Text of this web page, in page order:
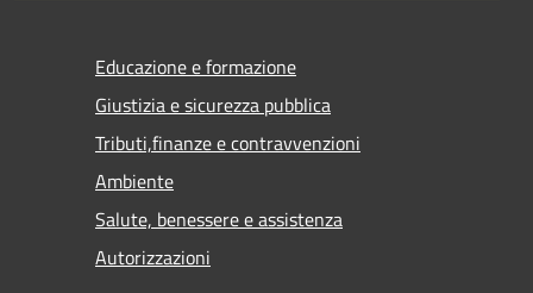
Educazione e formazione
Giustizia e sicurezza pubblica
Tributi,finanze e contravvenzioni
Ambiente
Salute, benessere e assistenza
Autorizzazioni